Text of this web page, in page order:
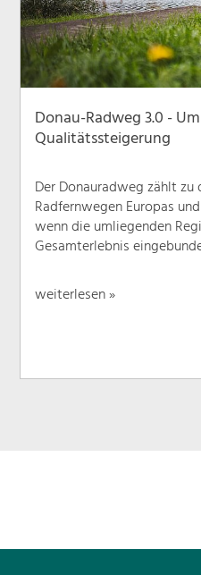
Donau-Radweg 3.0 -
Qualitätssteigerung
Der Donauradweg zählt
Radfernwegen Europas
wenn die umliegenden
Gesamterlebnis
weiterlesen »